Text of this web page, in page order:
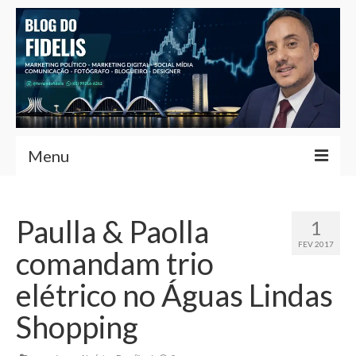
Menu
Fernando Fidelis
Café com Fidelis
Notícias Brasília
Contato
1
FEV 2017
Paulla & Paolla
comandam trio
elétrico no Águas Lindas
Shopping